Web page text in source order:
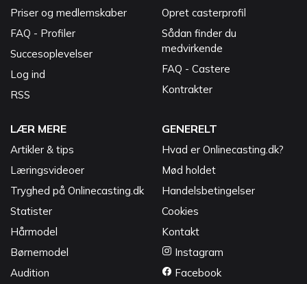
Priser og medlemskaber
FAQ - Profiler
Succesoplevelser
Log ind
RSS
Opret casterprofil
Sådan finder du
medvirkende
FAQ - Castere
Kontrakter
LÆR MERE
Artikler & tips
Læringsvideoer
Tryghed på Onlinecasting.dk
Statister
Hårmodel
Børnemodel
Audition
GENERELT
Hvad er Onlinecasting.dk?
Mød holdet
Handelsbetingelser
Cookies
Kontakt
Instagram
Facebook